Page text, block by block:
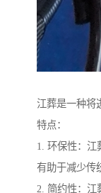
江葬是一种将
特点：
1. 环保性：江
有助于减少传
2. 简约性：江